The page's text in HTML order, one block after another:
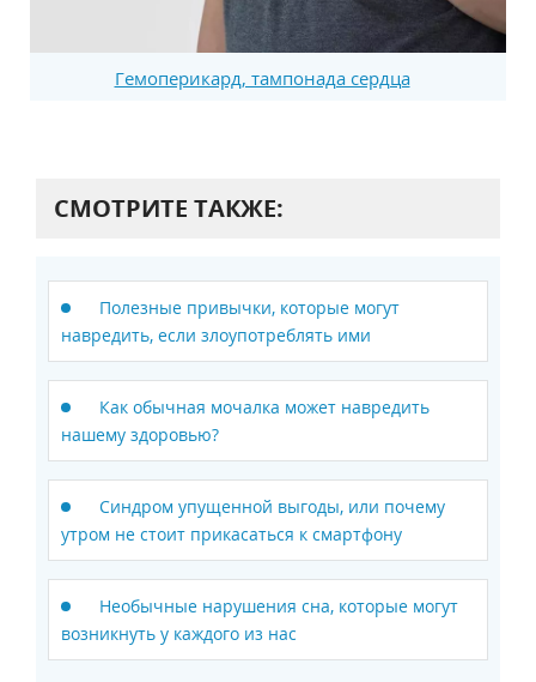
Гемоперикард, тампонада сердца
СМОТРИТЕ ТАКЖЕ:
Полезные привычки, которые могут
навредить, если злоупотреблять ими
Как обычная мочалка может навредить
нашему здоровью?
Синдром упущенной выгоды, или почему
утром не стоит прикасаться к смартфону
Необычные нарушения сна, которые могут
возникнуть у каждого из нас